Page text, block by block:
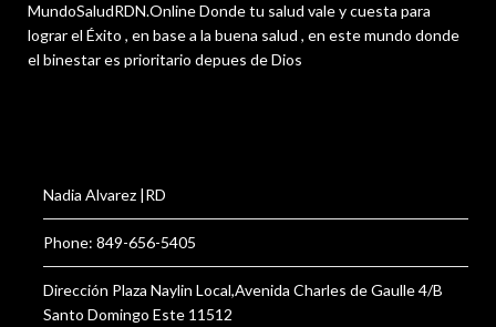
MundoSaludRDN.Online Donde tu salud vale y cuesta para
lograr el Éxito , en base a la buena salud , en este mundo donde
el binestar es prioritario depues de Dios
Nadia Alvarez |RD
Phone: 849-656-5405
Dirección Plaza Naylin Local,Avenida Charles de Gaulle 4/B
Santo Domingo Este 11512